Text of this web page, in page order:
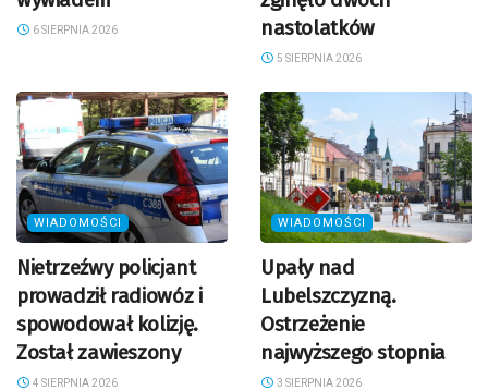
6 SIERPNIA 2026
nastolatków
5 SIERPNIA 2026
WIADOMOŚCI
Nietrzeźwy policjant
prowadził radiowóz i
spowodował kolizję.
Został zawieszony
4 SIERPNIA 2026
WIADOMOŚCI
Upały nad
Lubelszczyzną.
Ostrzeżenie
najwyższego stopnia
3 SIERPNIA 2026